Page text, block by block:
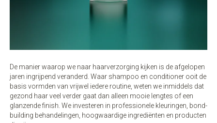
De manier waarop we naar haarverzorging kijken is de afgelopen
jaren ingrijpend veranderd. Waar shampoo en conditioner ooit de
basis vormden van vrijwel iedere routine, weten we inmiddels dat
gezond haar veel verder gaat dan alleen mooie lengtes of een
glanzende finish. We investeren in professionele kleuringen, bond-
building behandelingen, hoogwaardige ingrediënten en producten